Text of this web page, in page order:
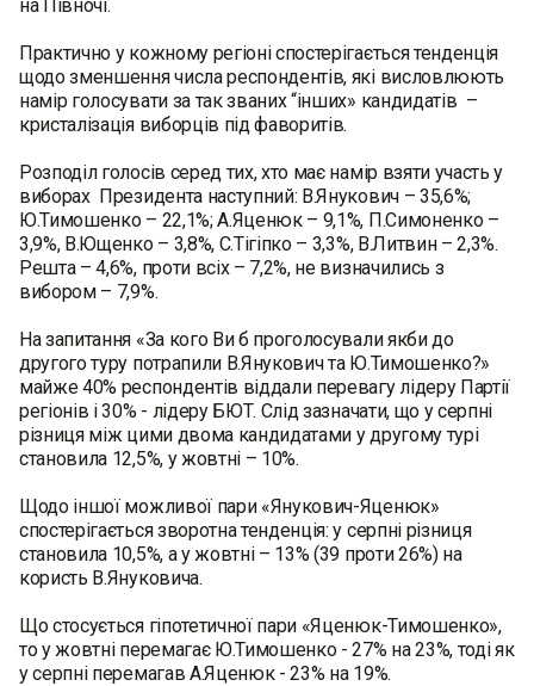
на Півночі.
Практично у кожному регіоні спостерігається тенденція
щодо зменшення числа респондентів, які висловлюють
намір голосувати за так званих “інших» кандидатів –
кристалізація виборців під фаворитів.
Розподіл голосів серед тих, хто має намір взяти участь у
виборах Президента наступний: В.Янукович – 35,6%;
Ю.Тимошенко – 22,1%; А.Яценюк – 9,1%, П.Симоненко –
3,9%, В.Ющенко – 3,8%, С.Тігіпко – 3,3%, В.Литвин – 2,3%.
Решта – 4,6%, проти всіх – 7,2%, не визначились з
вибором – 7,9%.
На запитання «За кого Ви б проголосували якби до
другого туру потрапили В.Янукович та Ю.Тимошенко?»
майже 40% респондентів віддали перевагу лідеру Партії
регіонів і 30% - лідеру БЮТ. Слід зазначати, що у серпні
різниця між цими двома кандидатами у другому турі
становила 12,5%, у жовтні – 10%.
Щодо іншої можливої пари «Янукович-Яценюк»
спостерігається зворотна тенденція: у серпні різниця
становила 10,5%, а у жовтні – 13% (39 проти 26%) на
користь В.Януковича.
Що стосується гіпотетичної пари «Яценюк-Тимошенко»,
то у жовтні перемагає Ю.Тимошенко - 27% на 23%, тоді як
у серпні перемагав А.Яценюк - 23% на 19%.